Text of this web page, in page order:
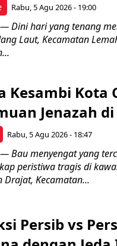
Rabu, 5 Agu 2026 - 19:00
— Dini hari yang tenang
Laut, Kecamatan
Kesambi Kota
Jenazah
Rabu, 5 Agu 2026 - 18:47
— Bau menyengat yang
peristiwa tragis di
Drajat, Kecamatan...
Persib vs